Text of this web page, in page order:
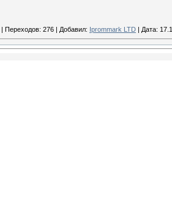
Переходов: 276 Добавил: Iprommark LTD Дата: